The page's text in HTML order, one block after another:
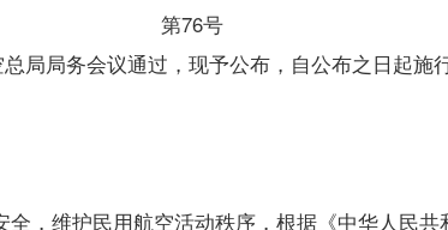
第76号
局务会议通过，现予公布，自公布之日起施行
维护民用航空活动秩序，根据《中华人民共